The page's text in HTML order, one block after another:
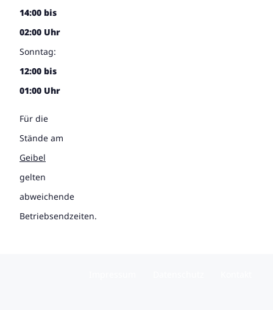
14:00 bis
02:00 Uhr
Sonntag:
12:00 bis
01:00 Uhr
Für die
Stände am
Geibel
gelten
abweichende
Betriebsendzeiten.